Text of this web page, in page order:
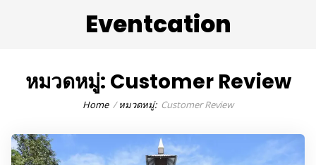
Eventcation
หมวดหมู่: Customer Review
Home หมวดหมู่: Customer Review